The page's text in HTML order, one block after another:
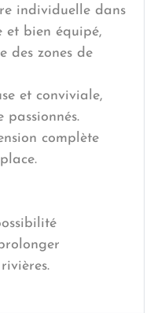
individuelle dans
bien équipé,
des zones de
et conviviale,
passionnés.
complète